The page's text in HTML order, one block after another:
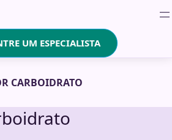
UM ESPECIALISTA
CARBOIDRATO